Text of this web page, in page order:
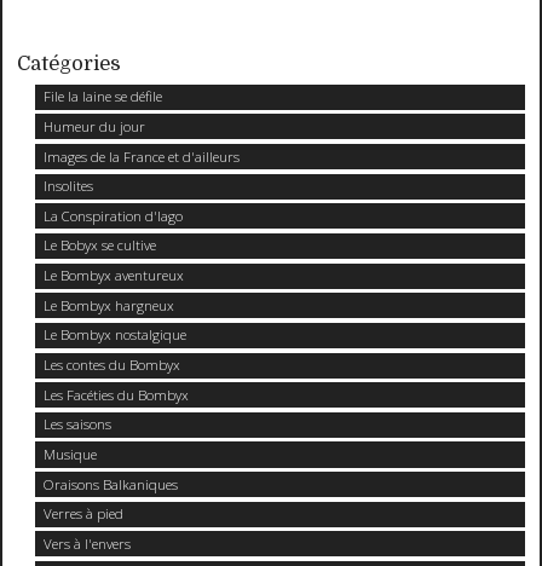
Catégories
File la laine se défile
Humeur du jour
Images de la France et d'ailleurs
Insolites
La Conspiration d'Iago
Le Bobyx se cultive
Le Bombyx aventureux
Le Bombyx hargneux
Le Bombyx nostalgique
Les contes du Bombyx
Les Facéties du Bombyx
Les saisons
Musique
Oraisons Balkaniques
Verres à pied
Vers à l'envers